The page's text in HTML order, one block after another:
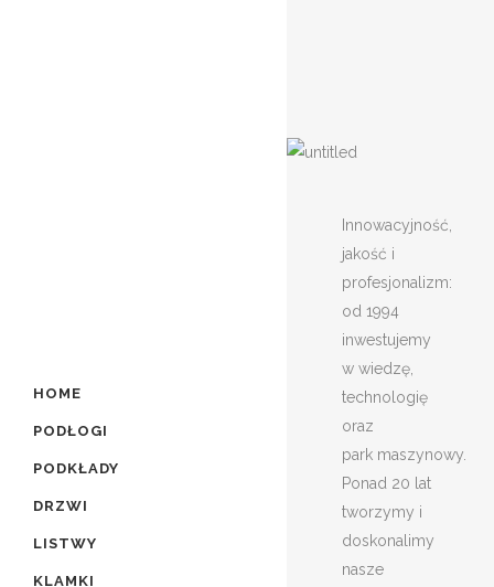
HOME
PODŁOGI
PODKŁADY
DRZWI
LISTWY
KLAMKI
Innowacyjność,
jakość i
profesjonalizm:
od 1994
inwestujemy
w wiedzę,
technologię
oraz
park maszynowy.
Ponad 20 lat
tworzymy i
doskonalimy
nasze